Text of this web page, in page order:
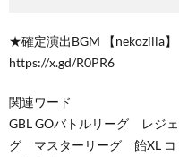
★確定演出BGM 【nekozilla】
https://x.gd/R0PR6
関連ワード
GBL GOバトルリーグ レジ
グ マスターリーグ 飴XL